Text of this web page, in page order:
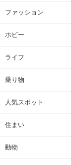
ファッション
ホビー
ライフ
乗り物
人気スポット
住まい
動物